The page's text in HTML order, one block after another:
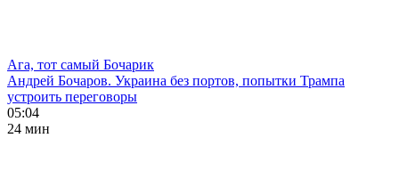
Ага, тот самый Бочарик
Андрей Бочаров. Украина без портов, попытки Трампа
устроить переговоры
05:04
24 мин